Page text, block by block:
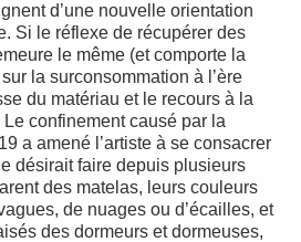
d’une nouvelle orientation
Si le réflexe de récupérer des
le même (et comporte la
la surconsommation à l’ère
du matériau et le recours à la
confinement causé par la
a amené l’artiste à se consacrer
désirait faire depuis plusieurs
des matelas, leurs couleurs
de nuages ou d’écailles, et
des dormeurs et dormeuses,